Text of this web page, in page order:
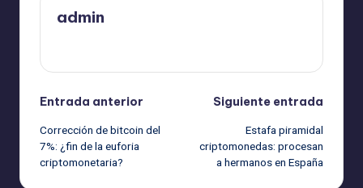
admin
Navegación
de
entradas
Entrada anterior
Corrección de bitcoin del
7%: ¿fin de la euforia
criptomonetaria?
Siguiente entrada
Estafa piramidal
criptomonedas: procesan
a hermanos en España